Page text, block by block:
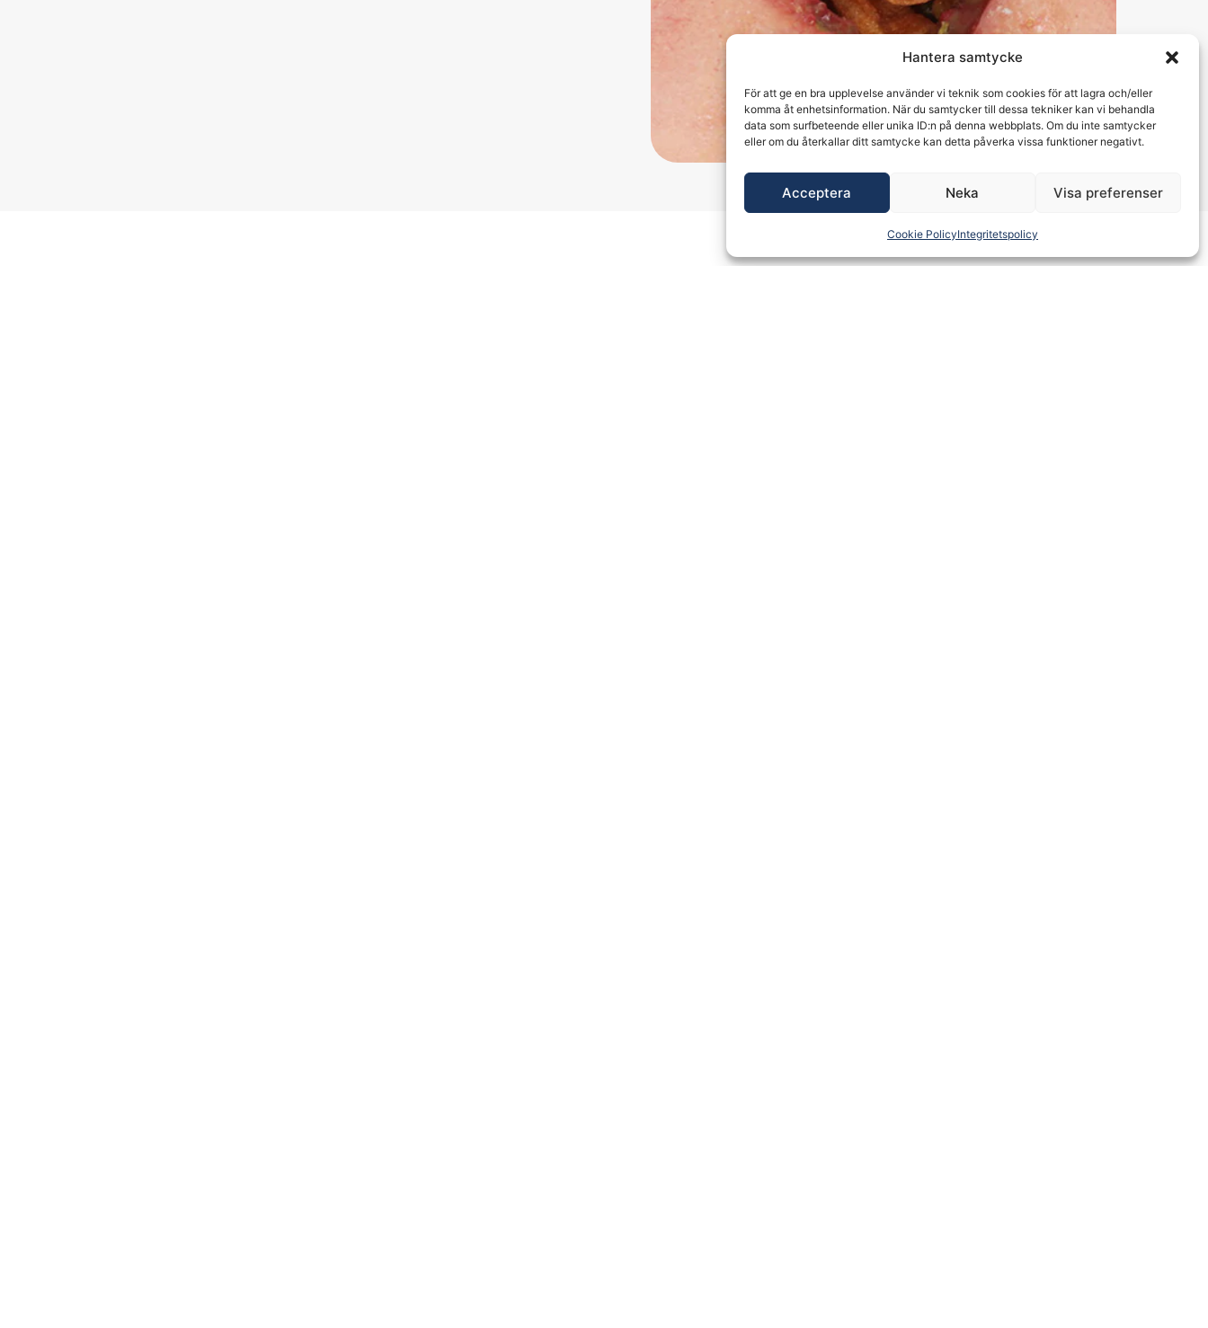
Hantera samtycke
För att ge en bra upplevelse använder vi teknik som cookies för att lagra och/eller
komma åt enhetsinformation. När du samtycker till dessa tekniker kan vi behandla
data som surfbeteende eller unika ID:n på denna webbplats. Om du inte samtycker
eller om du återkallar ditt samtycke kan detta påverka vissa funktioner negativt.
Acceptera Neka Visa preferenser
Cookie PolicyIntegritetspolicy